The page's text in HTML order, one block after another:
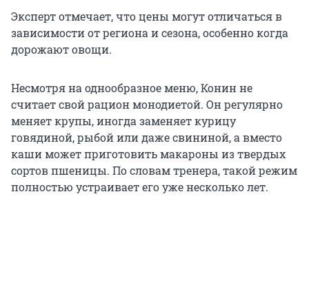
Эксперт отмечает, что цены могут отличаться в
зависимости от региона и сезона, особенно когда
дорожают овощи.
Несмотря на однообразное меню, Конин не
считает свой рацион монодиетой. Он регулярно
меняет крупы, иногда заменяет курицу
говядиной, рыбой или даже свининой, а вместо
каши может приготовить макароны из твердых
сортов пшеницы. По словам тренера, такой режим
полностью устраивает его уже несколько лет.